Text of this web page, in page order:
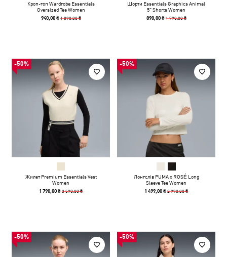
Кроп-топ Wardrobe Essentials
Oversized Tee Women
940,00 ₴ 1 890,00 ₴
Шорти Essentials Graphics Animal
5" Shorts Women
890,00 ₴ 1 790,00 ₴
-50%
Жилет Premium Essentials Vest
Women
1 790,00 ₴3 590,00 ₴
-50%
Лонгслів PUMA x ROSÉ Long
Sleeve Tee Women
1 499,00 ₴2 990,00 ₴
-50% -50%